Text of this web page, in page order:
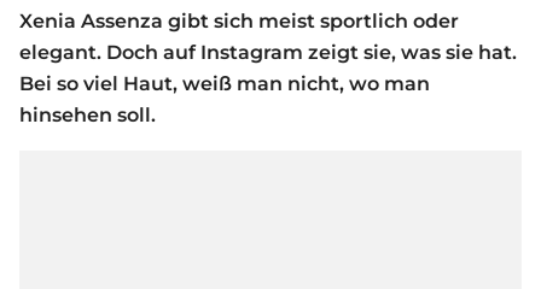
Xenia Assenza gibt sich meist sportlich oder
elegant. Doch auf Instagram zeigt sie, was sie hat.
Bei so viel Haut, weiß man nicht, wo man
hinsehen soll.